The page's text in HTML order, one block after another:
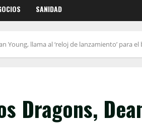
SANIDAD
Young, llama al ‘reloj de lanzamiento’ para el
Dragons,